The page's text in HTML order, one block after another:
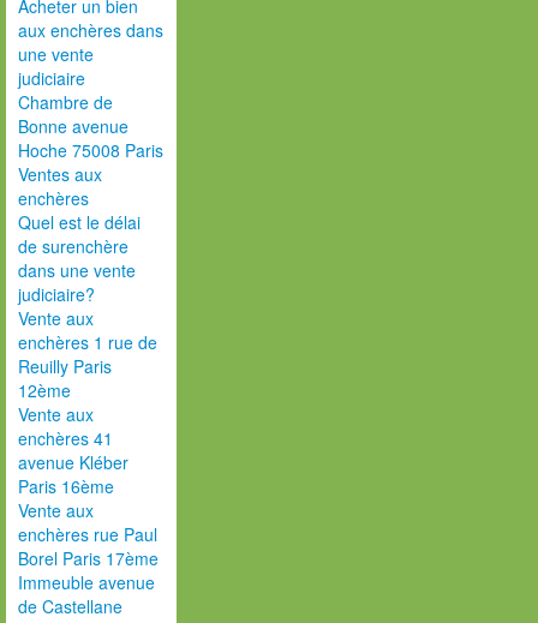
Acheter un bien
aux enchères dans
une vente
judiciaire
Chambre de
Bonne avenue
Hoche 75008 Paris
Ventes aux
enchères
Quel est le délai
de surenchère
dans une vente
judiciaire?
Vente aux
enchères 1 rue de
Reuilly Paris
12ème
Vente aux
enchères 41
avenue Kléber
Paris 16ème
Vente aux
enchères rue Paul
Borel Paris 17ème
Immeuble avenue
de Castellane